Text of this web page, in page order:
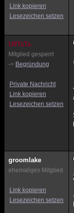
Link kopieren
Lesezeichen setzen
UffTaTa
Mitglied gesperrt
-> Begründung
Private Nachricht
Link kopieren
Lesezeichen setzen
groomlake
ehemaliges Mitglied
Link kopieren
Lesezeichen setzen